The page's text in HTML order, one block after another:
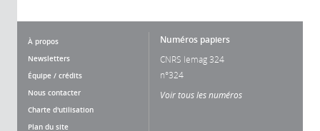
À propos
Newsletters
Équipe / crédits
Nous contacter
Charte d'utilisation
Plan du site
Numéros papiers
CNRS lemag 324
n°324
Voir tous les numéros